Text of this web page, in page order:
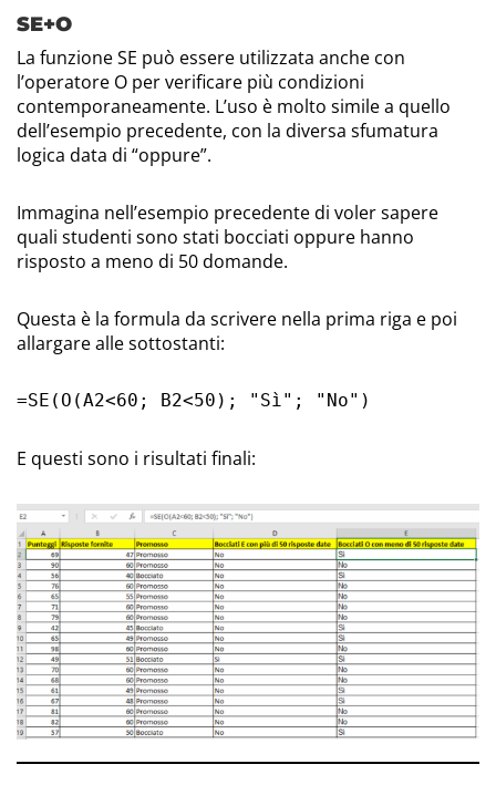
SE+O
La funzione SE può essere utilizzata anche con
l’operatore O per verificare più condizioni
contemporaneamente. L’uso è molto simile a quello
dell’esempio precedente, con la diversa sfumatura
logica data di “oppure”.
Immagina nell’esempio precedente di voler sapere
quali studenti sono stati bocciati oppure hanno
risposto a meno di 50 domande.
Questa è la formula da scrivere nella prima riga e poi
allargare alle sottostanti:
=SE(O(A2<60; B2<50); "Sì"; "No")
E questi sono i risultati finali: